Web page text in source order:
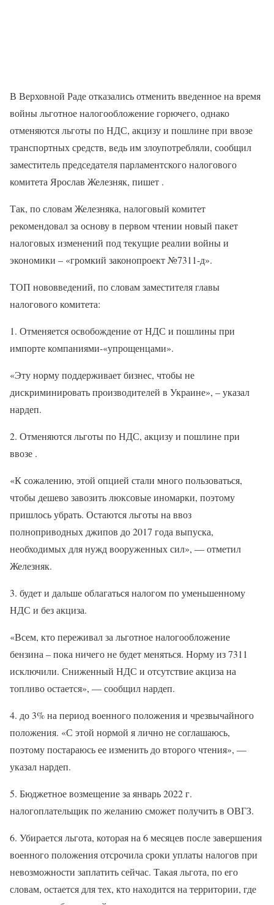
В Верховной Раде отказались отменить введенное на время
войны льготное налогообложение горючего, однако
отменяются льготы по НДС, акцизу и пошлине при ввозе
транспортных средств, ведь им злоупотребляли, сообщил
заместитель председателя парламентского налогового
комитета Ярослав Железняк, пишет .
Так, по словам Железняка, налоговый комитет
рекомендовал за основу в первом чтении новый пакет
налоговых изменений под текущие реалии войны и
экономики – «громкий законопроект №7311-д».
ТОП нововведений, по словам заместителя главы
налогового комитета:
1. Отменяется освобождение от НДС и пошлины при
импорте компаниями-«упрощенцами».
«Эту норму поддерживает бизнес, чтобы не
дискриминировать производителей в Украине», – указал
нардеп.
2. Отменяются льготы по НДС, акцизу и пошлине при
ввозе .
«К сожалению, этой опцией стали много пользоваться,
чтобы дешево завозить люксовые иномарки, поэтому
пришлось убрать. Остаются льготы на ввоз
полноприводных джипов до 2017 года выпуска,
необходимых для нужд вооруженных сил», — отметил
Железняк.
3. будет и дальше облагаться налогом по уменьшенному
НДС и без акциза.
«Всем, кто переживал за льготное налогообложение
бензина – пока ничего не будет меняться. Норму из 7311
исключили. Сниженный НДС и отсутствие акциза на
топливо остается», — сообщил нардеп.
4. до 3% на период военного положения и чрезвычайного
положения. «С этой нормой я лично не соглашаюсь,
поэтому постараюсь ее изменить до второго чтения», —
указал нардеп.
5. Бюджетное возмещение за январь 2022 г.
налогоплательщик по желанию сможет получить в ОВГЗ.
6. Убирается льгота, которая на 6 месяцев после завершения
военного положения отсрочила сроки уплаты налогов при
невозможности заплатить сейчас. Такая льгота, по его
словам, остается для тех, кто находится на территории, где